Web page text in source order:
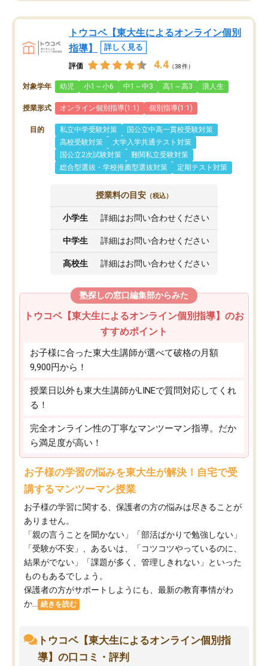
トウコベ【東大生によるオンライン個別
指導】
詳しく見る
評価 4.4 （38件）
対象学年 幼児 小1～小6 中1～中3 高1～高3 浪人生
授業形式 オンライン個別指導(1:1) 個別指導(1:1)
目的 私立中学受験対策
国公立中高一貫校受験対策
高校受験対策
大学入学共通テスト対策
国公立2次試験対策
難関私立受験対策
総合型選抜・学校推薦型選抜対策
定期テスト対策
授業料の目安 （税込）
小学生 詳細はお問い合わせください
中学生 詳細はお問い合わせください
高校生 詳細はお問い合わせください
塾探しの窓口編集部からみた
トウコベ【東大生によるオンライン個別指導】のお
すすめポイント
お子様に合った東大生講師が選べて破格の月額
9,900円から！
授業日以外も東大生講師がLINEで質問対応してくれ
る！
完全オンライン性の丁寧なマンツーマン指導。だか
ら満足度が高い！
お子様の学習の悩みを東大生が解決！自宅で受
講するマンツーマン授業
お子様の学習に関する、保護者の方の悩みは尽きることが
ありません。
「親の言うことを聞かない」「部活ばかりで勉強しない」
「受験が不安」、あるいは、「コツコツやっているのに、
結果がでない」「課題が多く、管理しきれない」といった
ものもあるでしょう。
保護者の方がサポートしようにも、最新の教育事情がわ
か...
続きを読む
トウコベ【東大生によるオンライン個別指
導】の口コミ・評判